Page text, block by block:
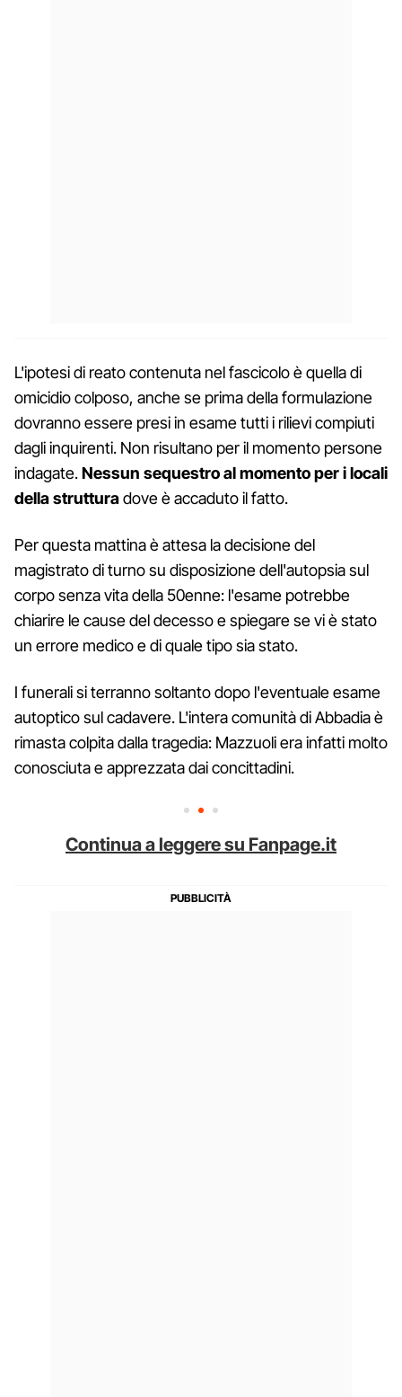
L'ipotesi di reato contenuta nel fascicolo è quella di
omicidio colposo, anche se prima della formulazione
dovranno essere presi in esame tutti i rilievi compiuti
dagli inquirenti. Non risultano per il momento persone
indagate.Nessun sequestro al momento per i locali
della strutturadove è accaduto il fatto.
Per questa mattina è attesa la decisione del
magistrato di turno su disposizione dell'autopsia sul
corpo senza vita della 50enne: l'esame potrebbe
chiarire le cause del decesso e spiegare se vi è stato
un errore medico e di quale tipo sia stato.
I funerali si terranno soltanto dopo l'eventuale esame
autoptico sul cadavere. L'intera comunità di Abbadia è
rimasta colpita dalla tragedia: Mazzuoli era infatti molto
conosciuta e apprezzata dai concittadini.
Continua a leggere su Fanpage.it